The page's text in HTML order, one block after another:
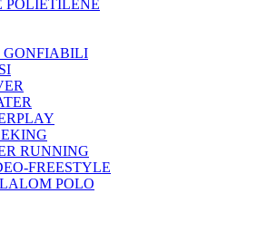
GONFIABILI
RUNNING
FREESTYLE
POLO